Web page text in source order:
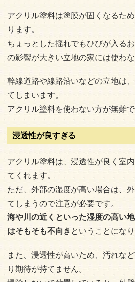
アクリル塗料は塗膜が固くなるた
ります。
ちょっとした揺れでもひびが入る
の影響が大きい立地の家には使わな
幹線道路や線路沿いなどの立地は
てしまいます。
アクリル塗料を使わない方が無難で
浸透性が良すぎる
アクリル塗料は、浸透性が良く室
てくれます。
ただ、外部の湿度が高い場合は、
てしまうので注意が必要です。
海や川の近くといった湿度の高い
はそもそも不向き ということになり
また、浸透性が高いため、汚れな
り期待が持てません。